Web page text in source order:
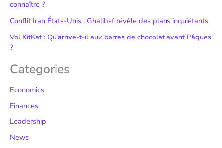
connaître ?
Conflit Iran États-Unis : Ghalibaf révèle des plans inquiétants
Vol KitKat : Qu’arrive-t-il aux barres de chocolat avant Pâques
?
Categories
Economics
Finances
Leadership
News